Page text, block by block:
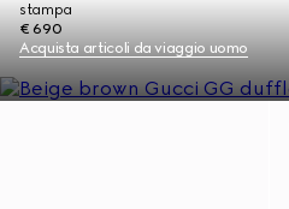
stampa
€ 690
Acquista articoli da viaggio uomo